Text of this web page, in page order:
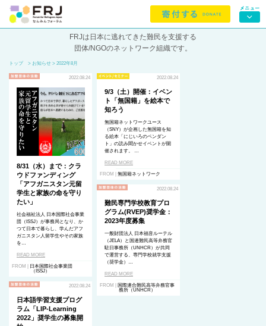
FRJは日本に逃れてきた難民を支援する
団体/NGOのネットワーク組織です。
トップ > お知らせ > 2022年8月
2022.08.24
8/31（水）まで：クラ
ウドファンディング
「アフガニスタン元留
学生と家族の命を守り
たい」
社会福祉法人 日本国際社会事業
団（ISSJ）が事務局となり、か
つて日本で暮らし、学んだアフ
ガニスタン人留学生やその家族
を…
READ MORE
FROM |
日本国際社会事業団
（ISSJ）
2022.08.24
9/3（土）開催：イベン
ト「無国籍」を絵本で
知ろう
無国籍ネットワークユース
（SNY）が企画した無国籍を知
る絵本「にじいろのペンダン
ト」の読み聞かせイベントが開
催されます。 …
READ MORE
FROM | 無国籍ネットワーク
2022.08.24
難民専門学校教育プロ
グラム(RVEP)奨学金：
2023年度募集
一般財団法人 日本福音ルーテル
（JELA）と国連難民高等弁務官
駐日事務所（UNHCR）が共同
で運営する、専門学校就学支援
（奨学金）…
READ MORE
FROM |
国際連合難民高等弁務官事
務所（UNHCR）
2022.08.24
日本語学習支援プログ
ラム「LIP-Learning
2022」奨学生の募集開